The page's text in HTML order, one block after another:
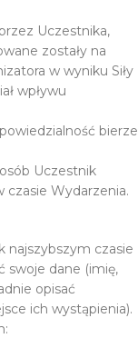
Uczestnika,
zostały na
w wyniku Siły
wpływu
bierze
Uczestnik
Wydarzenia.
najszybszym czasie
swoje dane (imię,
opisać
ich wystąpienia).